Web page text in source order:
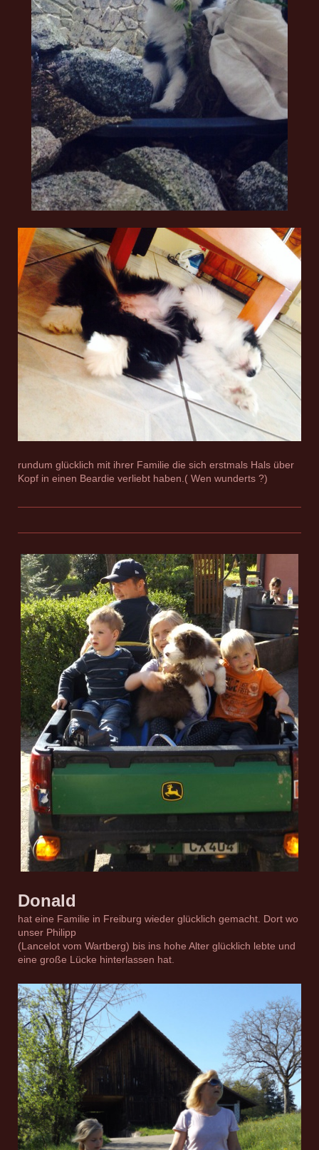
rundum glücklich mit ihrer Familie die sich erstmals Hals über
Kopf in einen Beardie verliebt haben.( Wen wunderts ?)
Donald
hat eine Familie in Freiburg wieder glücklich gemacht. Dort wo
unser Philipp
(Lancelot vom Wartberg) bis ins hohe Alter glücklich lebte und
eine große Lücke hinterlassen hat.